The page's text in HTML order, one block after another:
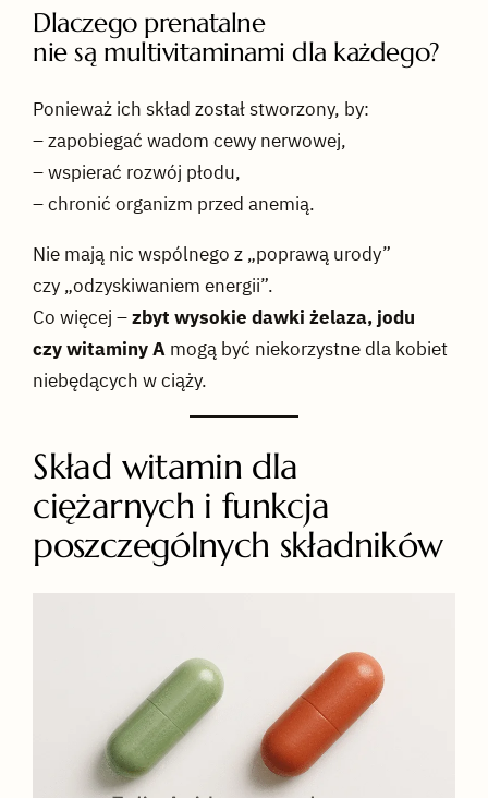
Dlaczego prenatalne
nie są multivitaminami dla każdego?
Ponieważ ich skład został stworzony, by:
– zapobiegać wadom cewy nerwowej,
– wspierać rozwój płodu,
– chronić organizm przed anemią.
Nie mają nic wspólnego z „poprawą urody”
czy „odzyskiwaniem energii”.
Co więcej –zbyt wysokie dawki żelaza, jodu
czy witaminy A mogą być niekorzystne dla kobiet
niebędących w ciąży.
Skład witamin dla
ciężarnych i funkcja
poszczególnych składników